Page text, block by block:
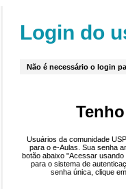
Login do
Não é necessário o login
Usuários da comunidade
para o e-Aulas. Sua senha
botão abaixo "Acessar
para o sistema de
senha única, clique